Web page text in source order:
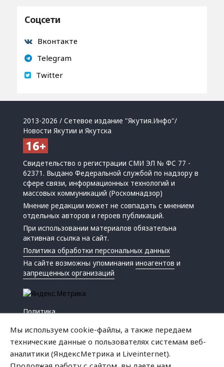
Соцсети
Вконтакте
Telegram
Twitter
2013-2026 / Сетевое издание "Якутия.Инфо"/
Новости Якутии и Якутска
Свидетельство о регистрации СМИ ЭЛ № ФС 77 -
62371. Выдано Федеральной службой по надзору в
сфере связи, информационных технологий и
массовых коммуникаций (Роскомнадзор)
Мнение редакции может не совпадать с мнением
отдельных авторов и героев публикаций.
При использовании материалов обязательна
активная ссылка на сайт.
Политика обработки персональных данных
На сайте возможны упоминанияиноагентов и
запрещенных организаций
Политика
Мы используем cookie-файлы, а также передаем
технические данные о пользователях системам веб-
аналитики (ЯндексМетрика и Liveinternet).